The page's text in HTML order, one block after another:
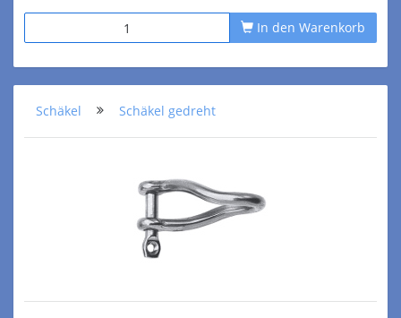
In den Warenkorb
Schäkel Schäkel gedreht